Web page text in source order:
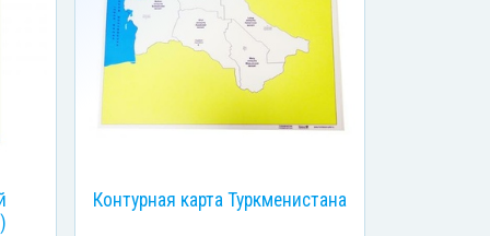
Контурная карта Туркменистана